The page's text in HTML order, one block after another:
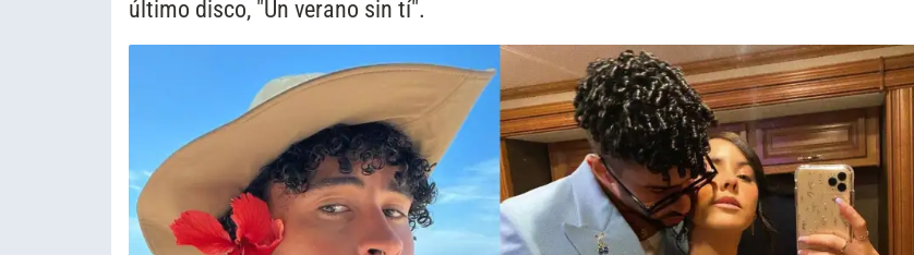
último disco, "Un verano sin tí".